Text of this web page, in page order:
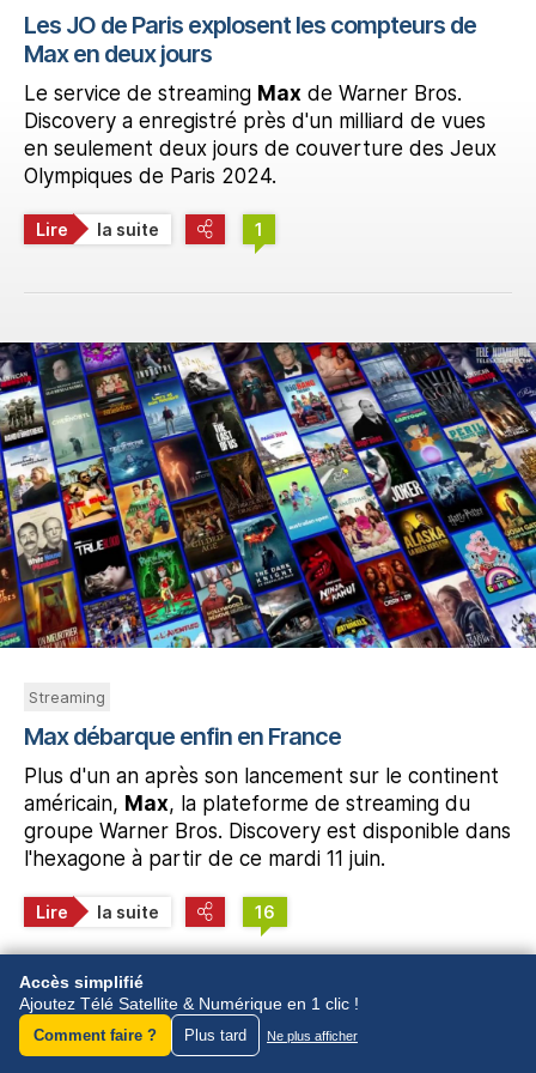
Les JO de Paris explosent les compteurs de
Max en deux jours
Le service de streaming Max de Warner Bros.
Discovery a enregistré près d'un milliard de vues
en seulement deux jours de couverture des Jeux
Olympiques de Paris 2024.
Lire la suite 1
Streaming
Max débarque enfin en France
Plus d'un an après son lancement sur le continent
américain, Max, la plateforme de streaming du
groupe Warner Bros. Discovery est disponible dans
l'hexagone à partir de ce mardi 11 juin.
Lire la suite 16
Est-ce que vous vous abonnerez à Max ?
Les membres de Télé Satellite & Numérique ont
répondu :
Accès simplifié
Ajoutez Télé Satellite & Numérique en 1 clic !
Comment faire ? Plus tard Ne plus afficher